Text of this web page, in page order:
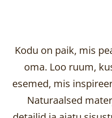
Kodu on paik, mis
oma. Loo ruum,
esemed, mis
Naturaalsed